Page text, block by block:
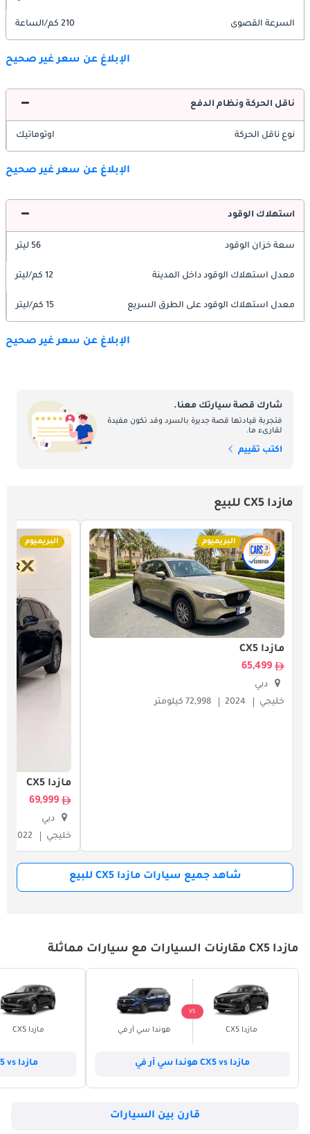
السرعة القصوى 210 كم/الساعة
الإبلاغ عن سعر غير صحيح
ناقل الحركة ونظام الدفع
نوع ناقل الحركة اوتوماتيك
الإبلاغ عن سعر غير صحيح
استهلاك الوقود
سعة خزان الوقود 56 ليتر
معدل استهلاك الوقود داخل المدينة 12 كم/ليتر
معدل استهلاك الوقود على الطرق السريع 15 كم/ليتر
الإبلاغ عن سعر غير صحيح
شارك قصة سيارتك معنا.
فتجربة قيادتها قصة جديرة بالسرد وقد تكون مفيدة
لقارىء ما.
اكتب تقييم
مازدا CX5 للبيع
البريميوم
مازدا CX5
65,499
دبي
خليجي
2024 72,998 كيلومتر
البريميوم
مازدا CX5
69,999
دبي
خليجي
2022
شاهد جميع سيارات مازدا CX5 للبيع
مازدا CX5 مقارنات السيارات مع سيارات مماثلة
مازدا CX5
VS
هوندا سي آر في
مازدا CX5 vs هوندا سي آر في
مازدا CX5
مازدا CX5 vs هيونداي توسون
قارن بين السيارات